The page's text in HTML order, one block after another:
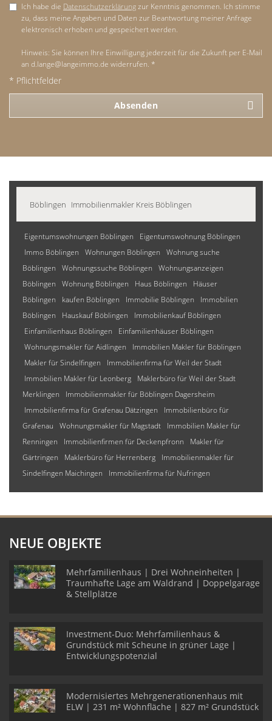
Ich habe die Datenschutzerklärungzur Kenntnis genommen. Ich stimme
zu, dass meine Angaben und Daten zur Beantwortung meiner Anfrage
elektronisch erhoben und gespeichert werden.
Hinweis: Sie können Ihre Einwilligung jederzeit für die Zukunft per E-Mail
an d.lange@langeimmo.de widerrufen. *
* Pflichtfelder
Absenden
Böblingen Immobilienmakler Kreis Böblingen
Eigentumswohnungen Böblingen
Eigentumswohnung Böblingen
Immo Böblingen
Wohnungen Böblingen
Wohnung suche
Böblingen
Wohnungssuche Böblingen
Wohnungsanzeigen
Böblingen
Wohnung Böblingen Haus Böblingen
Häuser
Böblingen
kaufen Böblingen Immobilie Böblingen
Immobilien
Böblingen
Hauskauf Böblingen
Immobilienkauf Böblingen
Einfamilienhaus Böblingen
Einfamilienhäuser Böblingen
Wohnungsmakler für Aidlingen
Immobilien Makler für Böblingen
Makler für Sindelfingen
Immobilienfirma für Weil der Stadt
Immobilien Makler für Leonberg
Maklerbüro für Weil der Stadt
Merklingen
Immobilienmakler für Böblingen Dagersheim
Immobilienfirma für Grafenau Dätzingen
Immobilienbüro für
Grafenau
Wohnungsmakler für Magstadt
Immobilien Makler für
Renningen
Immobilienfirmen für Deckenpfronn
Makler für
Gärtringen
Maklerbüro für Herrenberg
Immobilienmakler für
Sindelfingen Maichingen
Immobilienfirma für Nufringen
NEUE OBJEKTE
Mehrfamilienhaus | Drei Wohneinheiten |
Traumhafte Lage am Waldrand | Doppelgarage
& Stellplätze
Investment-Duo: Mehrfamilienhaus &
Grundstück mit Scheune in grüner Lage |
Entwicklungspotenzial
Modernisiertes Mehrgenerationenhaus mit
ELW | 231 m² Wohnfläche | 827 m² Grundstück